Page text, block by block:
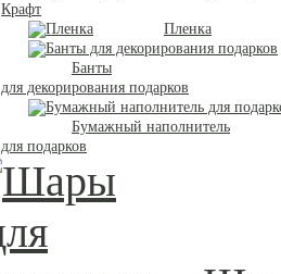
Крафт
Пленка
Банты
для декорирования подарков
Бумажный наполнитель
для подарков